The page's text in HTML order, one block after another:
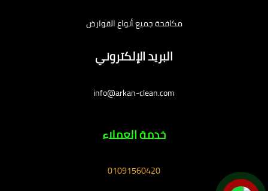
مكافحة جميع أنواع القوارض
البريد الإلكتروني
info@arkan-clean.com
خدمة العملاء
01091560420